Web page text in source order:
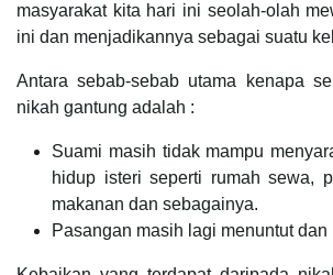
masyarakat kita hari ini seolah-olah
ini dan menjadikannya sebagai suatu
Antara sebab-sebab utama kenapa
nikah gantung adalah :
Suami masih tidak mampu
hidup isteri seperti rumah sewa,
makanan dan sebagainya.
Pasangan masih lagi menuntut dan